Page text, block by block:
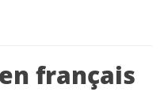
français